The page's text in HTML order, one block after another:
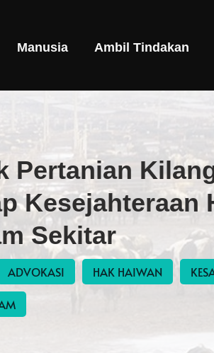
Manusia Ambil Tindakan
Pertanian
Kesejahteraan
Sekitar
ADVOKASI HAK HAIWAN